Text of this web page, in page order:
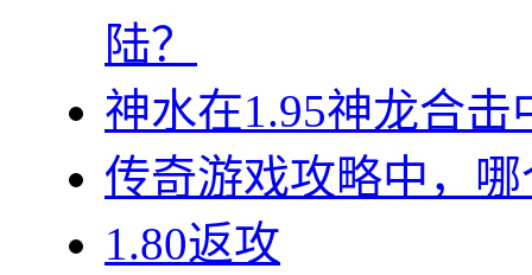
陆？
神水在1.95神龙合击
传奇游戏攻略中，
1.80返攻